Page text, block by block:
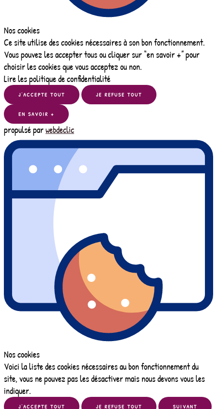
Nos cookies
Ce site utilise des cookies nécessaires à son bon fonctionnement.
Vous pouvez les accepter tous ou cliquer sur “en savoir +” pour
choisir les cookies que vous acceptez ou non.
Lire les politique de confidentialité
J’ACCEPTE TOUT JE REFUSE TOUT
EN SAVOIR +
propulsé parwebdeclic
Nos cookies
Voici la liste des cookies nécessaires au bon fonctionnement du
site, vous ne pouvez pas les désactiver mais nous devons vous les
indiquer.
J’ACCEPTE TOUT JE REFUSE TOUT SUIVANT